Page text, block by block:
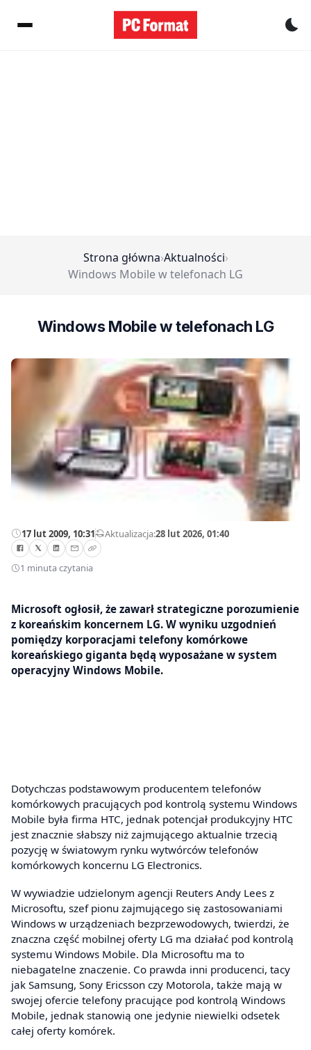
Strona główna›Aktualności›
Windows Mobile w telefonach LG
Windows Mobile w telefonach LG
17 lut 2009, 10:31—Aktualizacja:28 lut 2026, 01:40
1 minuta czytania
Microsoft ogłosił, że zawarł strategiczne porozumienie
z koreańskim koncernem LG. W wyniku uzgodnień
pomiędzy korporacjami telefony komórkowe
koreańskiego giganta będą wyposażane w system
operacyjny Windows Mobile.
Dotychczas podstawowym producentem telefonów
komórkowych pracujących pod kontrolą systemu Windows
Mobile była firma HTC, jednak potencjał produkcyjny HTC
jest znacznie słabszy niż zajmującego aktualnie trzecią
pozycję w światowym rynku wytwórców telefonów
komórkowych koncernu LG Electronics.
W wywiadzie udzielonym agencji Reuters Andy Lees z
Microsoftu, szef pionu zajmującego się zastosowaniami
Windows w urządzeniach bezprzewodowych, twierdzi, że
znaczna część mobilnej oferty LG ma działać pod kontrolą
systemu Windows Mobile. Dla Microsoftu ma to
niebagatelne znaczenie. Co prawda inni producenci, tacy
jak Samsung, Sony Ericsson czy Motorola, także mają w
swojej ofercie telefony pracujące pod kontrolą Windows
Mobile, jednak stanowią one jedynie niewielki odsetek
całej oferty komórek.